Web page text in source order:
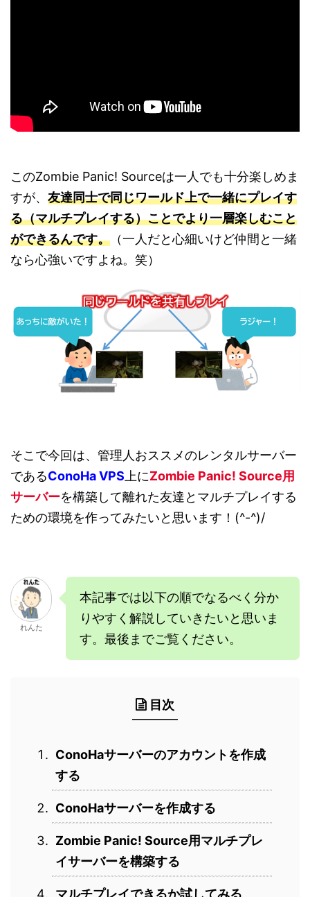
このZombie Panic! Sourceは一人でも十分楽しめま
すが、 友達同士で同じワールド上で一緒にプレイす
る（マルチプレイする）ことでより一層楽しむこと
ができるんです。 （一人だと心細いけど仲間と一緒
なら心強いですよね。笑）
そこで今回は、管理人おススメのレンタルサーバー
であるConoHa VPS 上にZombie Panic! Source用
サーバーを構築して離れた友達とマルチプレイする
ための環境を作ってみたいと思います！(^-^)/
れんた
本記事では以下の順でなるべく分か
りやすく解説していきたいと思いま
す。最後までご覧ください。
目次
ConoHaサーバーのアカウントを作成
する
ConoHaサーバーを作成する
Zombie Panic! Source用マルチプレ
イサーバーを構築する
マルチプレイできるか試してみる